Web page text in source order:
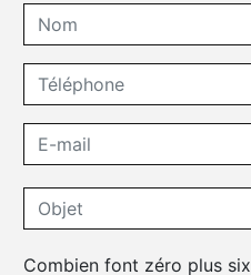
Combien font zéro plus six